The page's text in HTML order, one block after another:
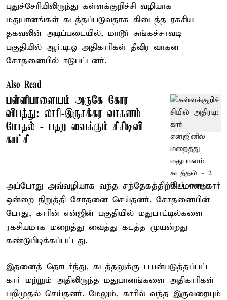
புதுச்சேரியிலிருந்து கள்ளக்குறிச்சி வழியாக
மதுபானங்கள் கடத்தப்படுவதாக கிடைத்த ரகசிய
தகவலின் அடிப்படையில், மாடூர் சுங்கச்சாவடி
பகுதியில் ஆர்.டி.ஓ அதிகாரிகள் தீவிர வாகன
சோதனையில் ஈடுபட்டனர்.
Also Read
பள்ளிபாளையம் அருகே கோர
விபத்து: லாரி-இருசக்கர வாகனம்
மோதல் - பதற வைக்கும் சிசிடிவி
காட்சி
அப்போது அவ்வழியாக வந்த சந்தேகத்திற்கிடமான கார்
ஒன்றை நிறுத்தி சோதனை செய்தனர். சோதனையின்
போது, காரின் என்ஜின் பகுதியில் மதுபாட்டில்களை
ரகசியமாக மறைத்து வைத்து கடத்த முயன்றது
கண்டுபிடிக்கப்பட்டது.
இதனைத் தொடர்ந்து, கடத்தலுக்கு பயன்படுத்தப்பட்ட
கார் மற்றும் அதிலிருந்த மதுபானங்களை அதிகாரிகள்
பறிமுதல் செய்தனர். மேலும், காரில் வந்த இருவரையும்